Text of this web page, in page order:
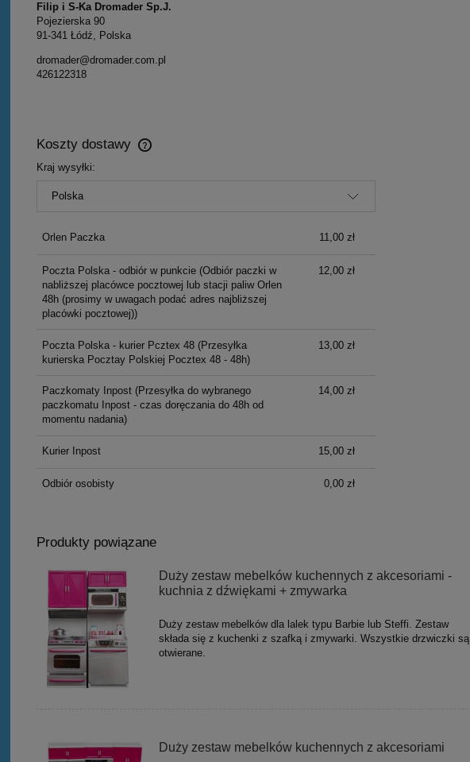
Filip i S-Ka Dromader Sp.J.
Pojezierska 90
91-341 Łódź, Polska
dromader@dromader.com.pl
426122318
Koszty dostawy
Kraj wysyłki:
Orlen Paczka 11,00 zł
Poczta Polska - odbiór w punkcie(Odbiór paczki w
nabliższej placówce pocztowej lub stacji paliw Orlen
48h (prosimy w uwagach podać adres najbliższej
placówki pocztowej))
12,00 zł
Poczta Polska - kurier Pcztex 48(Przesyłka
kurierska Pocztay Polskiej Pocztex 48 - 48h)
13,00 zł
Paczkomaty Inpost(Przesyłka do wybranego
paczkomatu Inpost - czas doręczania do 48h od
momentu nadania)
14,00 zł
Kurier Inpost 15,00 zł
Odbiór osobisty 0,00 zł
Produkty powiązane
Duży zestaw mebelków kuchennych z akcesoriami -
kuchnia z dźwiękami + zmywarka
Duży zestaw mebelków dla lalek typu Barbie lub Steffi. Zestaw
składa się z kuchenki z szafką i zmywarki. Wszystkie drzwiczki są
otwierane.
Duży zestaw mebelków kuchennych z akcesoriami